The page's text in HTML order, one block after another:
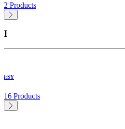
2 Products
I
i:SY
16 Products